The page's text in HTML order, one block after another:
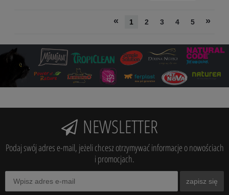
« 1 2 3 4 5 »
NEWSLETTER
Podaj swój adres e-mail, jeżeli chcesz otrzymywać informacje o nowościach
i promocjach.
zapisz się